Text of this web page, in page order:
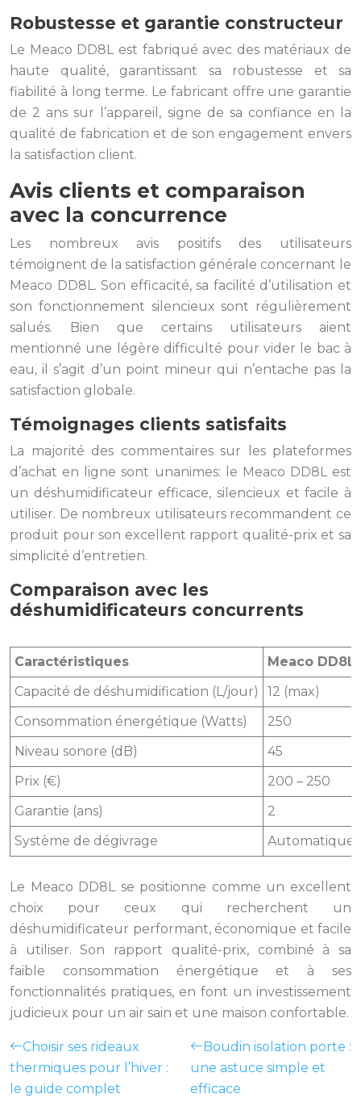
Robustesse et garantie constructeur
Le Meaco DD8L est fabriqué avec des matériaux de
haute qualité, garantissant sa robustesse et sa
fiabilité à long terme. Le fabricant offre une garantie
de 2 ans sur l’appareil, signe de sa confiance en la
qualité de fabrication et de son engagement envers
la satisfaction client.
Avis clients et comparaison
avec la concurrence
Les nombreux avis positifs des utilisateurs
témoignent de la satisfaction générale concernant le
Meaco DD8L. Son efficacité, sa facilité d’utilisation et
son fonctionnement silencieux sont régulièrement
salués. Bien que certains utilisateurs aient
mentionné une légère difficulté pour vider le bac à
eau, il s’agit d’un point mineur qui n’entache pas la
satisfaction globale.
Témoignages clients satisfaits
La majorité des commentaires sur les plateformes
d’achat en ligne sont unanimes: le Meaco DD8L est
un déshumidificateur efficace, silencieux et facile à
utiliser. De nombreux utilisateurs recommandent ce
produit pour son excellent rapport qualité-prix et sa
simplicité d’entretien.
Comparaison avec les
déshumidificateurs concurrents
Caractéristiques
Meaco DD8L
Capacité de déshumidification (L/jour)
12 (max)
Consommation énergétique (Watts)
250
Niveau sonore (dB)
45
Prix (€)
200 – 250
Garantie (ans)
2
Système de dégivrage
Automatique
Le Meaco DD8L se positionne comme un excellent
choix pour ceux qui recherchent un
déshumidificateur performant, économique et facile
à utiliser. Son rapport qualité-prix, combiné à sa
faible consommation énergétique et à ses
fonctionnalités pratiques, en font un investissement
judicieux pour un air sain et une maison confortable.
Choisir ses rideaux
thermiques pour l’hiver :
le guide complet
Boudin isolation porte :
une astuce simple et
efficace